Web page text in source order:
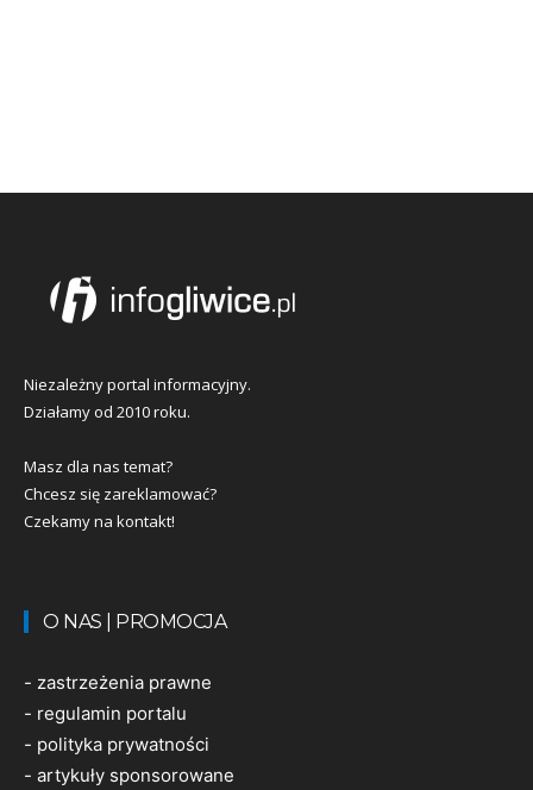
Niezależny portal informacyjny.
Działamy od 2010 roku.
Masz dla nas temat?
Chcesz się zareklamować?
Czekamy na kontakt!
O NAS | PROMOCJA
- zastrzeżenia prawne
- regulamin portalu
- polityka prywatności
- artykuły sponsorowane